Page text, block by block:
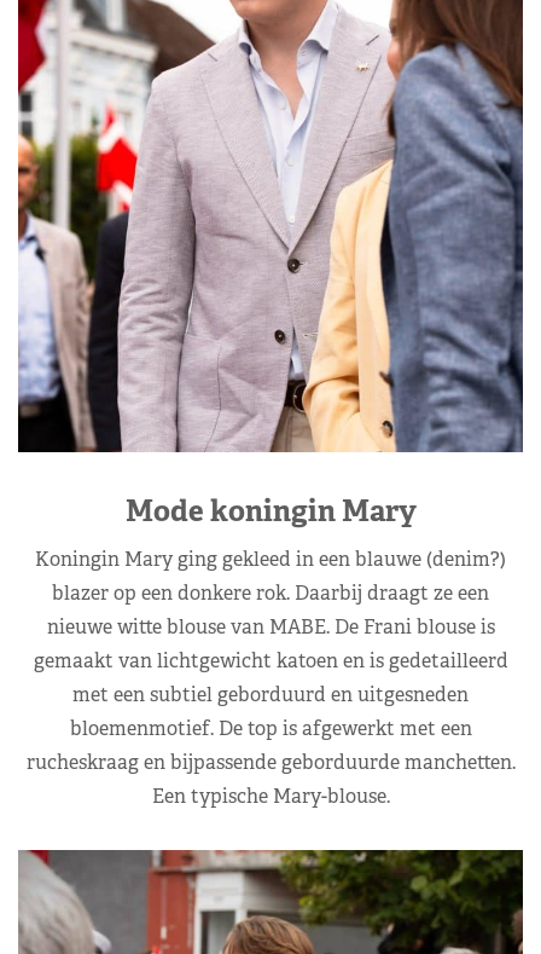
Mode koningin Mary
Koningin Mary ging gekleed in een blauwe (denim?)
blazer op een donkere rok. Daarbij draagt ze een
nieuwe witte blouse van MABE. De Frani blouse is
gemaakt van lichtgewicht katoen en is gedetailleerd
met een subtiel geborduurd en uitgesneden
bloemenmotief. De top is afgewerkt met een
rucheskraag en bijpassende geborduurde manchetten.
Een typische Mary-blouse.